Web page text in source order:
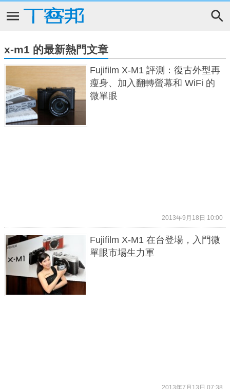
x-m1 的最新熱門文章
Fujifilm X-M1 評測：復古外型再
瘦身、加入翻轉螢幕和 WiFi 的
微單眼
2013年9月18日 10:00
Fujifilm X-M1 在台登場，入門微
單眼市場生力軍
2013年7月13日 07:38